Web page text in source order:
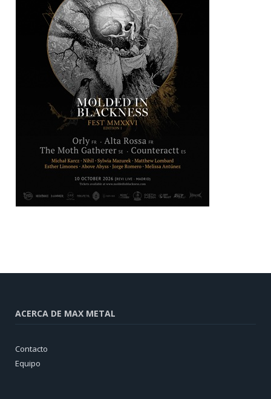
ACERCA DE MAX METAL
Contacto
Equipo